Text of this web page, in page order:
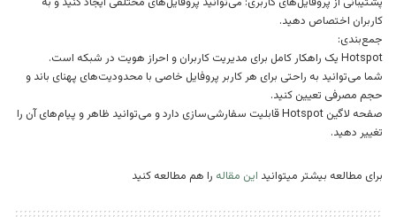
کاربران اختصاص دهید.
جمع‌بندی:
Hotspot یک راهکار کامل برای مدیریت کاربران و احراز هویت در شبکه است.
شما می‌توانید به راحتی برای هر کاربر پروفایل خاصی با محدودیت‌های پهنای باند و
حجم مصرفی تعیین کنید.
صفحه لاگین Hotspot قابلیت سفارشی‌سازی دارد و می‌توانید ظاهر و پیام‌های آن را
تغییر دهید.
برای مطالعه بیشتر میتوانید این مقاله را هم مطالعه کنید